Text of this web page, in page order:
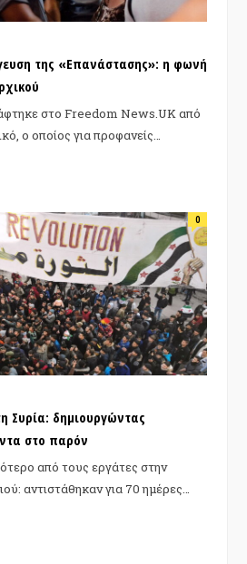
της «Επανάστασης»: η φωνή
στο Freedom News.UK από
ο οποίος για προφανείς…
0
Συρία: δημιουργώντας
στο παρόν
από τους εργάτες στην
αντιστάθηκαν για 70 ημέρες…